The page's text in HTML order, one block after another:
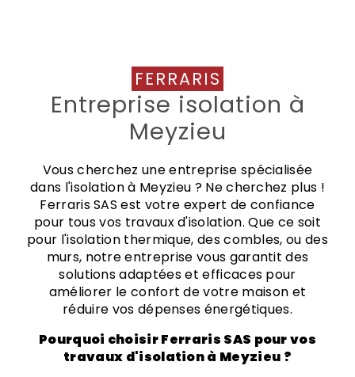
FERRARIS
Entreprise isolation à
Meyzieu
Vous cherchez une entreprise spécialisée
dans l'isolation à Meyzieu ? Ne cherchez plus !
Ferraris SAS est votre expert de confiance
pour tous vos travaux d'isolation. Que ce soit
pour l'isolation thermique, des combles, ou des
murs, notre entreprise vous garantit des
solutions adaptées et efficaces pour
améliorer le confort de votre maison et
réduire vos dépenses énergétiques.
Pourquoi choisir Ferraris SAS pour vos
travaux d'isolation à Meyzieu ?